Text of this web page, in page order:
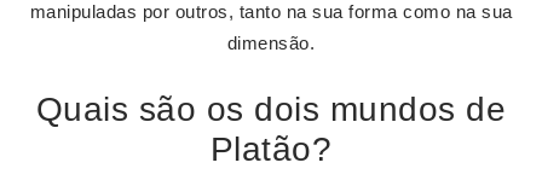
manipuladas por outros, tanto na sua forma como na sua
dimensão.
Quais são os dois mundos de
Platão?